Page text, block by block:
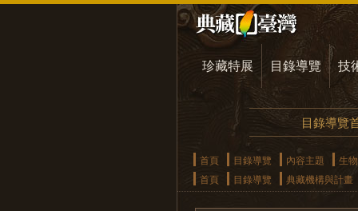
珍藏特展 目錄導覽 技
目錄導覽
首頁 目錄導覽 內容主題
生物
首頁
目錄導覽 典藏機構與計畫